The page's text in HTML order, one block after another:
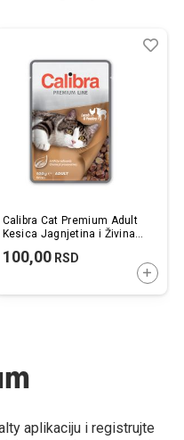
U KORPU
Calibra Cat Premium Adult
Kesica Jagnjetina i Živina
100,00RSD
aplikaciju i registrujte